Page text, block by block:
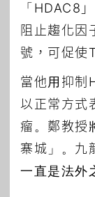
「HDAC8
阻止趨化因
號，可促使
當他用抑制
以正常方式
瘤。鄭教授
寨城」。九
一直是法外